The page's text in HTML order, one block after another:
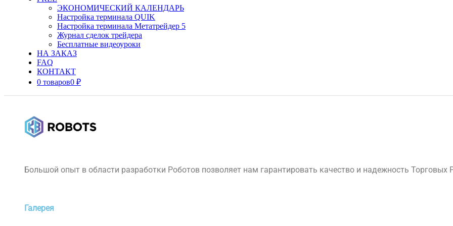
ЭКОНОМИЧЕСКИЙ КАЛЕНДАРЬ
Настройка терминала QUIK
Настройка терминала Метатрейдер 5
Журнал сделок трейдера
Бесплатные видеоуроки
НА ЗАКАЗ
FAQ
КОНТАКТ
0 товаров0 ₽
Большой опыт в области разработки Роботов позволяет нам гарантировать качество и надежность Торговых
Галерея